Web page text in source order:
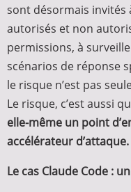
sont désormais invités
autorisés et non
permissions, à
scénarios de réponse
le risque n’est pas
Le risque, c’est aussi
elle-même un point
accélérateur d’attaque.
Le cas Claude Code :